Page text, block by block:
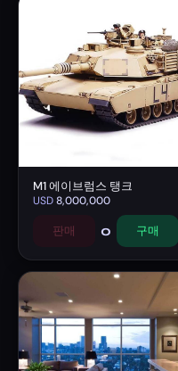
M1 에이브럼스 탱크
USD8,000,000
판매 0 구매